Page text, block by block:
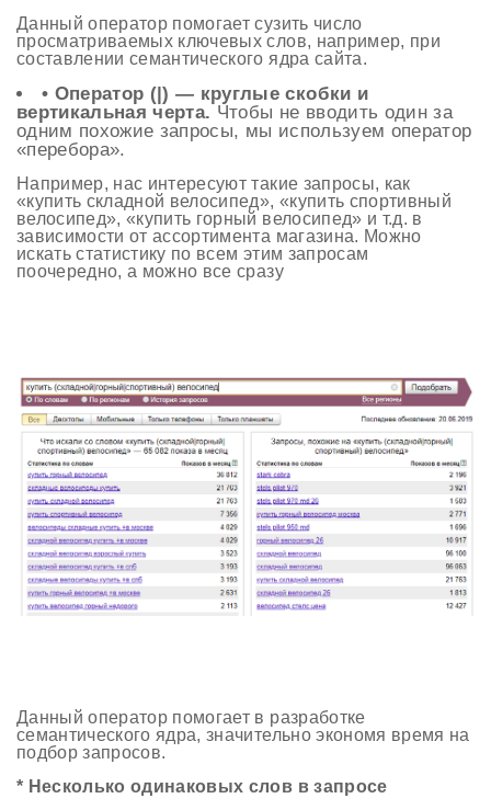
Данный оператор помогает сузить число
просматриваемых ключевых слов, например, при
составлении семантического ядра сайта.
• Оператор (|) — круглые скобки и
вертикальная черта. Чтобы не вводить один за
одним похожие запросы, мы используем оператор
«перебора».
Например, нас интересуют такие запросы, как
«купить складной велосипед», «купить спортивный
велосипед», «купить горный велосипед» и т.д. в
зависимости от ассортимента магазина. Можно
искать статистику по всем этим запросам
поочередно, а можно все сразу
Данный оператор помогает в разработке
семантического ядра, значительно экономя время на
подбор запросов.
* Несколько одинаковых слов в запросе